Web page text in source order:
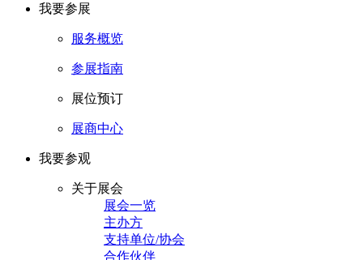
我要参展
服务概览
参展指南
展位预订
展商中心
我要参观
关于展会
展会一览
主办方
支持单位/协会
合作伙伴